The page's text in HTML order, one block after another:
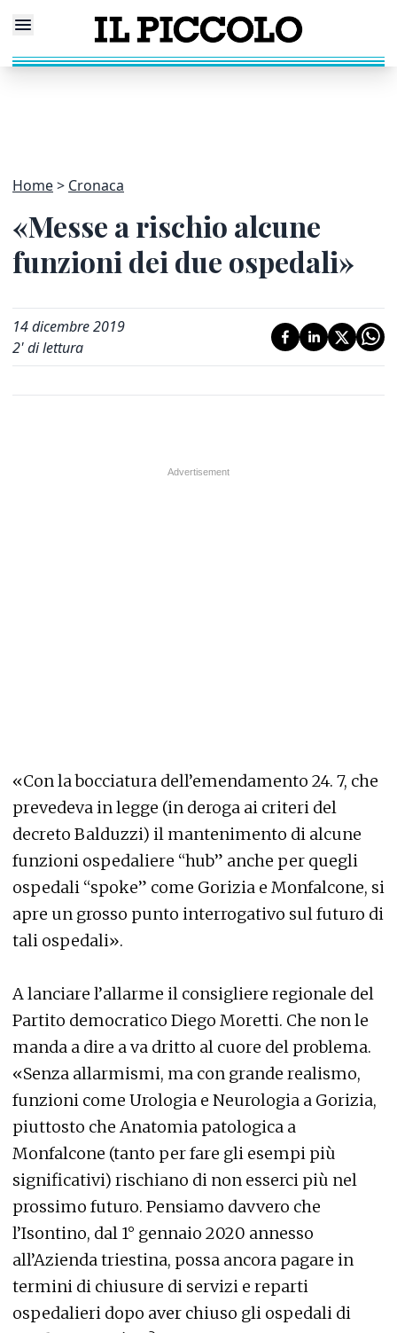
Home Cronaca
«Messe a rischio alcune
funzioni dei due ospedali»
14 dicembre 2019
2' di lettura
«Con la bocciatura dell’emendamento 24. 7, che
prevedeva in legge (in deroga ai criteri del
decreto Balduzzi) il mantenimento di alcune
funzioni ospedaliere “hub” anche per quegli
ospedali “spoke” come Gorizia e Monfalcone, si
apre un grosso punto interrogativo sul futuro di
tali ospedali».
A lanciare l’allarme il consigliere regionale del
Partito democratico Diego Moretti. Che non le
manda a dire a va dritto al cuore del problema.
«Senza allarmismi, ma con grande realismo,
funzioni come Urologia e Neurologia a Gorizia,
piuttosto che Anatomia patologica a
Monfalcone (tanto per fare gli esempi più
significativi) rischiano di non esserci più nel
prossimo futuro. Pensiamo davvero che
l’Isontino, dal 1° gennaio 2020 annesso
all’Azienda triestina, possa ancora pagare in
termini di chiusure di servizi e reparti
ospedalieri dopo aver chiuso gli ospedali di